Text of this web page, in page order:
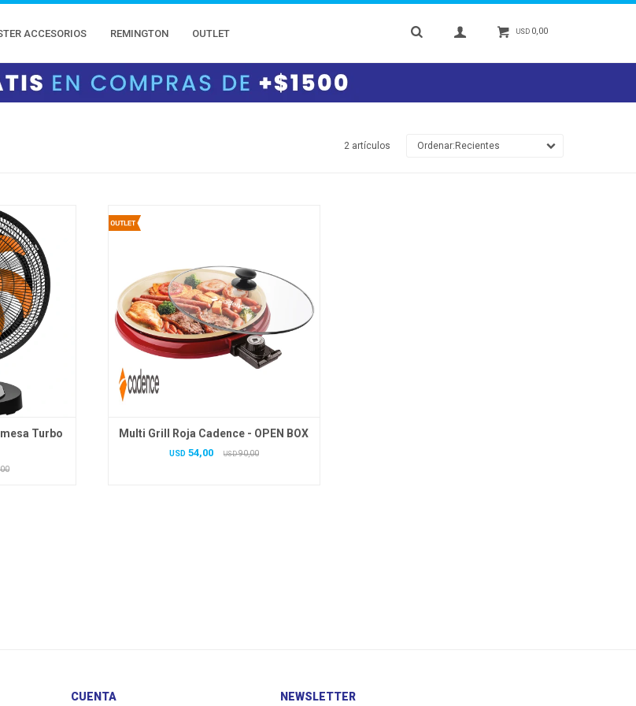
ACCESORIOS REMINGTON OUTLET USD 0,00
2 artículos Recientes
Turbo
Multi Grill Roja Cadence - OPEN BOX
USD 54,00 USD 90,00
CUENTA NEWSLETTER